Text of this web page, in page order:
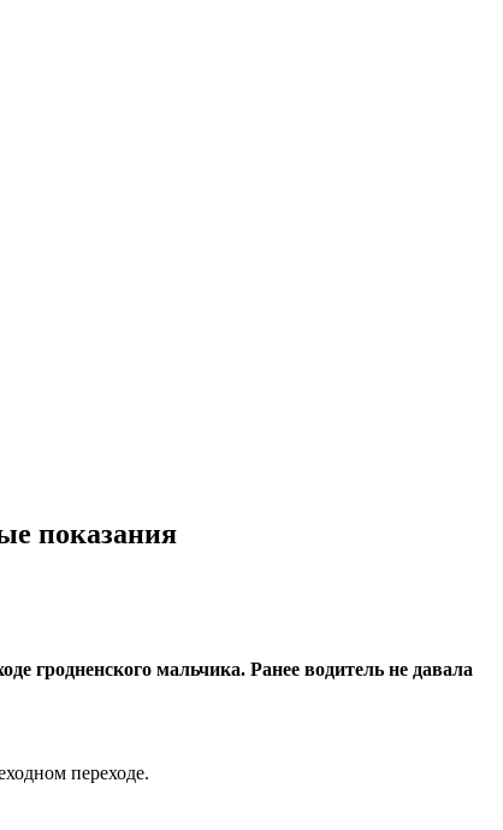
показания
гродненского мальчика. Ранее водитель не давала
переходе.